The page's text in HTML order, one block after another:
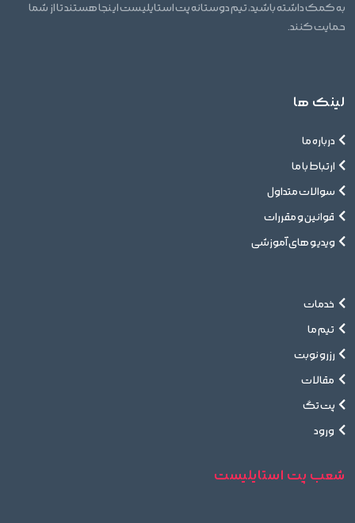
به کمک داشته باشید، تیم دوستانه پت استایلیست اینجا هستند تا از شما
حمایت کنند.
لینک ها
درباره ما
ارتباط با ما
سوالات متداول
قوانین و مقررات
ویدیو های آموزشی
خدمات
تیم ما
رزرو نوبت
مقالات
پت تگ
ورود
شعب پت استایلیست